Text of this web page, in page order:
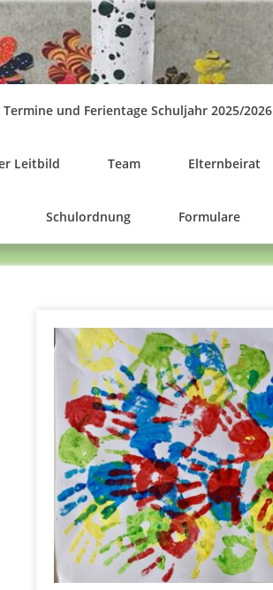
Termine und Ferientage Schuljahr 2025/2026
Leitbild Team Elternbeirat
Schulordnung Formulare